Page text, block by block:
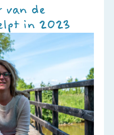
van de
in 2023